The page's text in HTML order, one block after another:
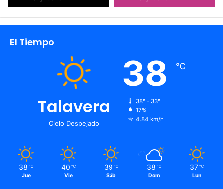
El Tiempo
Talavera
Cielo Despejado
38 ℃
38º - 33º
17%
4.84 km/h
38 ℃
Jue
40 ℃
Vie
39 ℃
Sáb
38 ℃
Dom
37 ℃
Lun